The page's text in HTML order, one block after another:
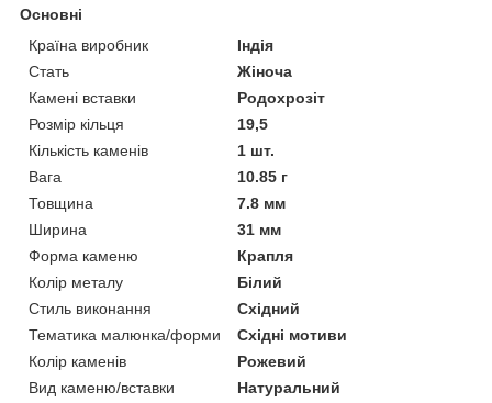
Основні
Країна виробник
Індія
Стать
Жіноча
Камені вставки
Родохрозіт
Розмір кільця
19,5
Кількість каменів
1 шт.
Вага
10.85 г
Товщина
7.8 мм
Ширина
31 мм
Форма каменю
Крапля
Колір металу
Білий
Стиль виконання
Східний
Тематика малюнка/форми
Східні мотиви
Колір каменів
Рожевий
Вид каменю/вставки
Натуральний